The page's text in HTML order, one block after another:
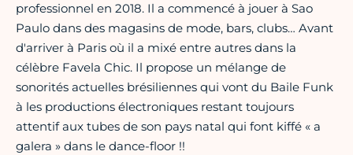
professionnel en 2018. Il a commencé à jouer à Sao
Paulo dans des magasins de mode, bars, clubs… Avant
d'arriver à Paris où il a mixé entre autres dans la
célèbre Favela Chic. Il propose un mélange de
sonorités actuelles brésiliennes qui vont du Baile Funk
à les productions électroniques restant toujours
attentif aux tubes de son pays natal qui font kiffé « a
galera » dans le dance-floor !!